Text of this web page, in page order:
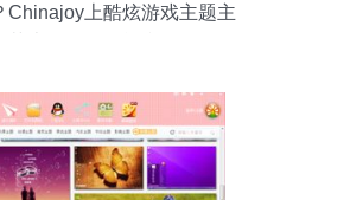
Chinajoy上酷炫游戏主题主